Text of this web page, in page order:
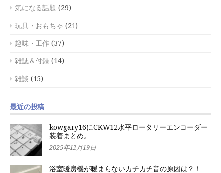
気になる話題 (29)
玩具・おもちゃ (21)
趣味・工作 (37)
雑誌＆付録 (14)
雑談 (15)
最近の投稿
kowgary16にCKW12水平ロータリーエンコーダー
装着まとめ。
2025年12月19日
浴室暖房機が暖まらないカチカチ音の原因は？！